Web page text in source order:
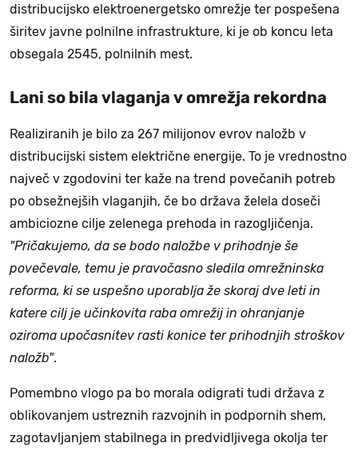
distribucijsko elektroenergetsko omrežje ter pospešena
širitev javne polnilne infrastrukture, ki je ob koncu leta
obsegala 2545, polnilnih mest.
Lani so bila vlaganja v omrežja rekordna
Realiziranih je bilo za 267 milijonov evrov naložb v
distribucijski sistem električne energije. To je vrednostno
največ v zgodovini ter kaže na trend povečanih potreb
po obsežnejših vlaganjih, če bo država želela doseči
ambiciozne cilje zelenega prehoda in razogljičenja.
"Pričakujemo, da se bodo naložbe v prihodnje še
povečevale, temu je pravočasno sledila omrežninska
reforma, ki se uspešno uporablja že skoraj dve leti in
katere cilj je učinkovita raba omrežij in ohranjanje
oziroma upočasnitev rasti konice ter prihodnjih stroškov
naložb".
Pomembno vlogo pa bo morala odigrati tudi država z
oblikovanjem ustreznih razvojnih in podpornih shem,
zagotavljanjem stabilnega in predvidljivega okolja ter